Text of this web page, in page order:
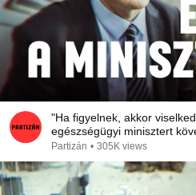
"Ha figyelnek, akkor
egészségügyi minisztert
Partizán • 305K views